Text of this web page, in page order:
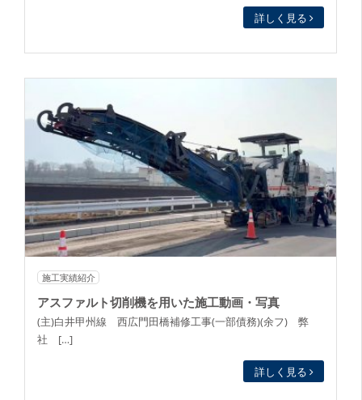
詳しく見る
施工実績紹介
アスファルト切削機を用いた施工動画・写真
(主)白井甲州線 西広門田橋補修工事(一部債務)(余フ) 弊
社 […]
詳しく見る